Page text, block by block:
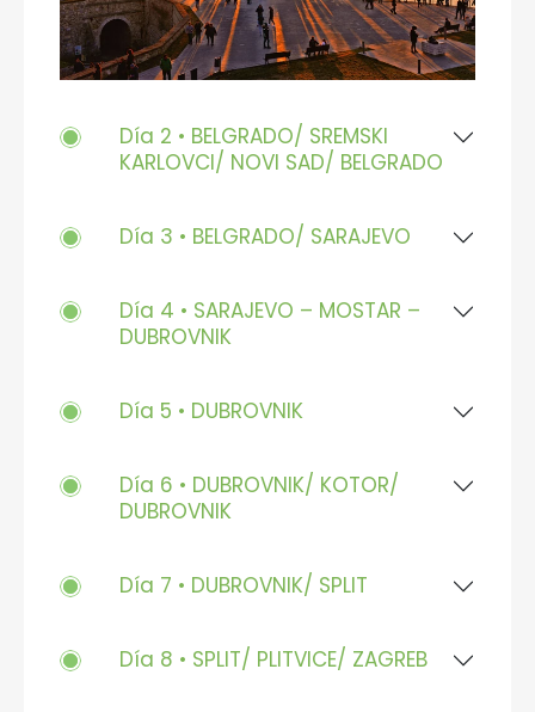
Día 2 • BELGRADO/ SREMSKI
KARLOVCI/ NOVI SAD/ BELGRADO
Día 3 • BELGRADO/ SARAJEVO
Día 4 • SARAJEVO – MOSTAR –
DUBROVNIK
Día 5 • DUBROVNIK
Día 6 • DUBROVNIK/ KOTOR/
DUBROVNIK
Día 7 • DUBROVNIK/ SPLIT
Día 8 • SPLIT/ PLITVICE/ ZAGREB